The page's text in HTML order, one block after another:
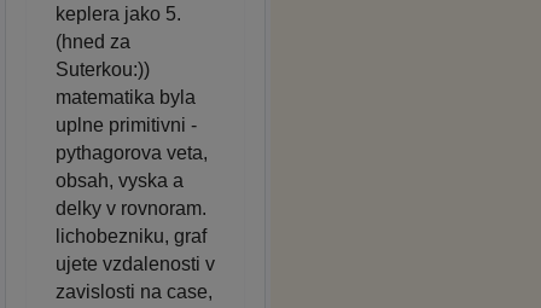
keplera jako 5.
(hned za
Suterkou:))
matematika byla
uplne primitivni -
pythagorova veta,
obsah, vyska a
delky v rovnoram.
lichobezniku, graf
ujete vzdalenosti v
zavislosti na case,